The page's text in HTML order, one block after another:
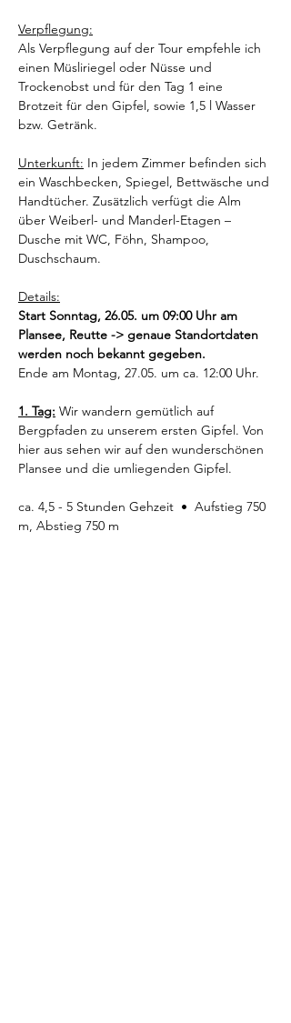
Verpflegung:
Als Verpflegung auf der Tour empfehle ich
einen Müsliriegel oder Nüsse und
Trockenobst und für den Tag 1 eine
Brotzeit für den Gipfel, sowie 1,5 l Wasser
bzw. Getränk.
Unterkunft: In jedem Zimmer befinden sich
ein Waschbecken, Spiegel, Bettwäsche und
Handtücher. Zusätzlich verfügt die Alm
über Weiberl- und Manderl-Etagen –
Dusche mit WC, Föhn, Shampoo,
Duschschaum.
Details:
Start Sonntag, 26.05. um 09:00 Uhr am
Plansee, Reutte -> genaue Standortdaten
werden noch bekannt gegeben.
Ende am Montag, 27.05. um ca. 12:00 Uhr.
1. Tag: Wir wandern gemütlich auf
Bergpfaden zu unserem ersten Gipfel. Von
hier aus sehen wir auf den wunderschönen
Plansee und die umliegenden Gipfel.
ca. 4,5 - 5 Stunden Gehzeit  •  Aufstieg 750
m, Abstieg 750 m